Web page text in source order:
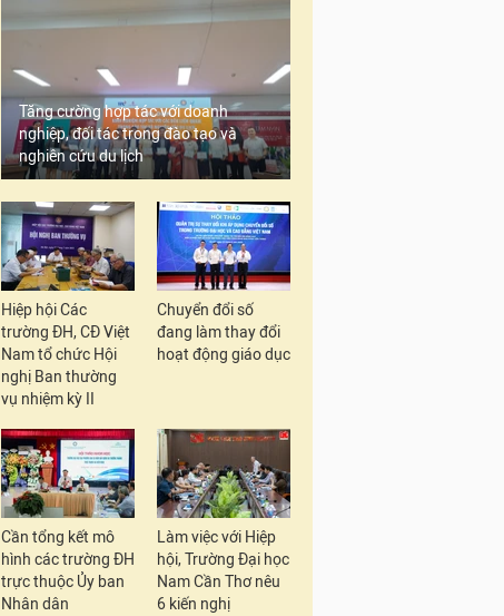
Tăng cường hợp tác với doanh
nghiệp, đối tác trong đào tạo và
nghiên cứu du lịch
Hiệp hội Các
trường ĐH, CĐ Việt
Nam tổ chức Hội
nghị Ban thường
vụ nhiệm kỳ II
Chuyển đổi số
đang làm thay đổi
hoạt động giáo dục
Cần tổng kết mô
hình các trường ĐH
trực thuộc Ủy ban
Nhân dân
Làm việc với Hiệp
hội, Trường Đại học
Nam Cần Thơ nêu
6 kiến nghị